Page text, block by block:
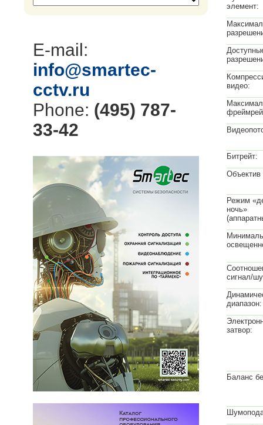
E-mail:
info@smartec-
cctv.ru
Phone: (495) 787-
33-42
элемент:
видео:
Битрейт:
Режим
ночь»
сигнал/
диапазон:
затвор:
Баланс